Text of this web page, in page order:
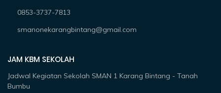
0853-3737-7813
smanonekarangbintang@gmail.com
JAM KBM SEKOLAH
Jadwal Kegiatan Sekolah SMAN 1 Karang Bintang - Tanah
Bumbu